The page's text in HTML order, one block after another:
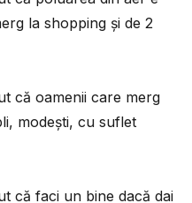
la shopping și de 2
că oamenii care merg
modești, cu suflet
că faci un bine dacă dai